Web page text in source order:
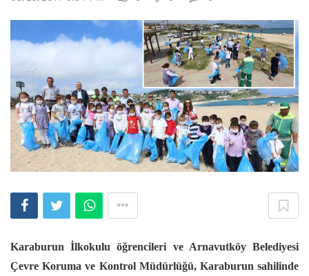
Karaburun İlkokulu öğrencileri ve Arnavutköy Belediyesi
Çevre Koruma ve Kontrol Müdürlüğü, Karaburun sahilinde